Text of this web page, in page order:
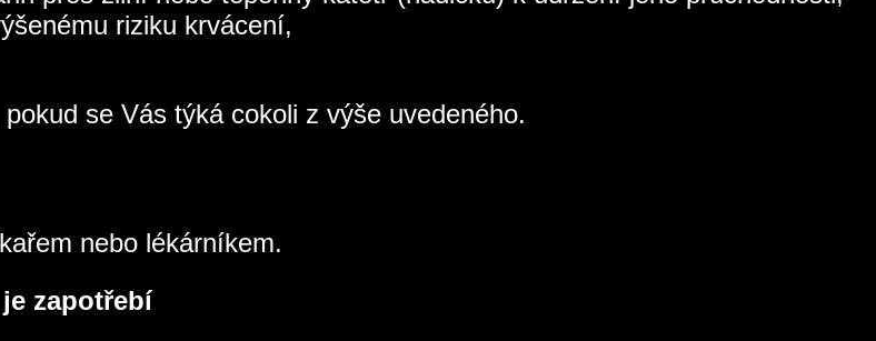
riziku krvácení,
pokud se Vás týká cokoli z výše uvedeného.
nebo lékárníkem.
zapotřebí